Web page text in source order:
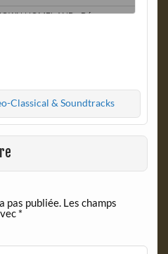
Classical & Soundtracks
pas publiée. Les champs
*